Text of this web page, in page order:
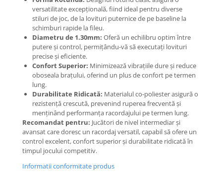
versatilitate excepțională, fiind ideal pentru diverse
stiluri de joc, de la lovituri puternice de pe baseline la
schimburi rapide la fileu.
Diametru de 1.30mm: Oferă un echilibru optim între
putere și control, permițându-vă să executați lovituri
precise și eficiente.
Confort Superior: Minimizează vibrațiile dure și reduce
oboseala brațului, oferind un plus de confort pe termen
lung.
Durabilitate Ridicată: Materialul co-poliester asigură o
rezistență crescută, prevenind ruperea frecventă și
menținând performanța racordajului pe termen lung.
Recomandat pentru: Jucători de nivel intermediar și
avansat care doresc un racordaj versatil, capabil să ofere un
control excelent, confort superior și durabilitate ridicată în
timpul jocului competitiv.
Informatii conformitate produs